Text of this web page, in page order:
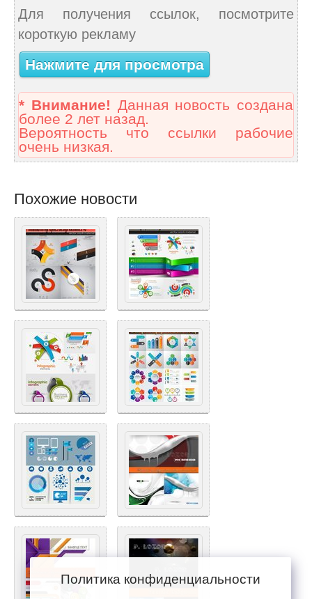
Для получения ссылок, посмотрите
короткую рекламу
Нажмите для просмотра
* Внимание! Данная новость создана
более 2 лет назад.
Вероятность что ссылки рабочие
очень низкая.
Похожие новости
Политика конфиденциальности